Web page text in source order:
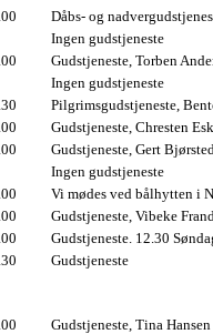
Dåbs- og
Ingen gudstjeneste
Gudstjeneste, Torben
Ingen gudstjeneste
Pilgrimsgudstjeneste,
Gudstjeneste, Chresten
Gudstjeneste, Gert
Ingen gudstjeneste
Vi mødes ved bålhytten i
Gudstjeneste, Vibeke
Gudstjeneste. 12.30
Gudstjeneste
Gudstjeneste, Tina Hansen